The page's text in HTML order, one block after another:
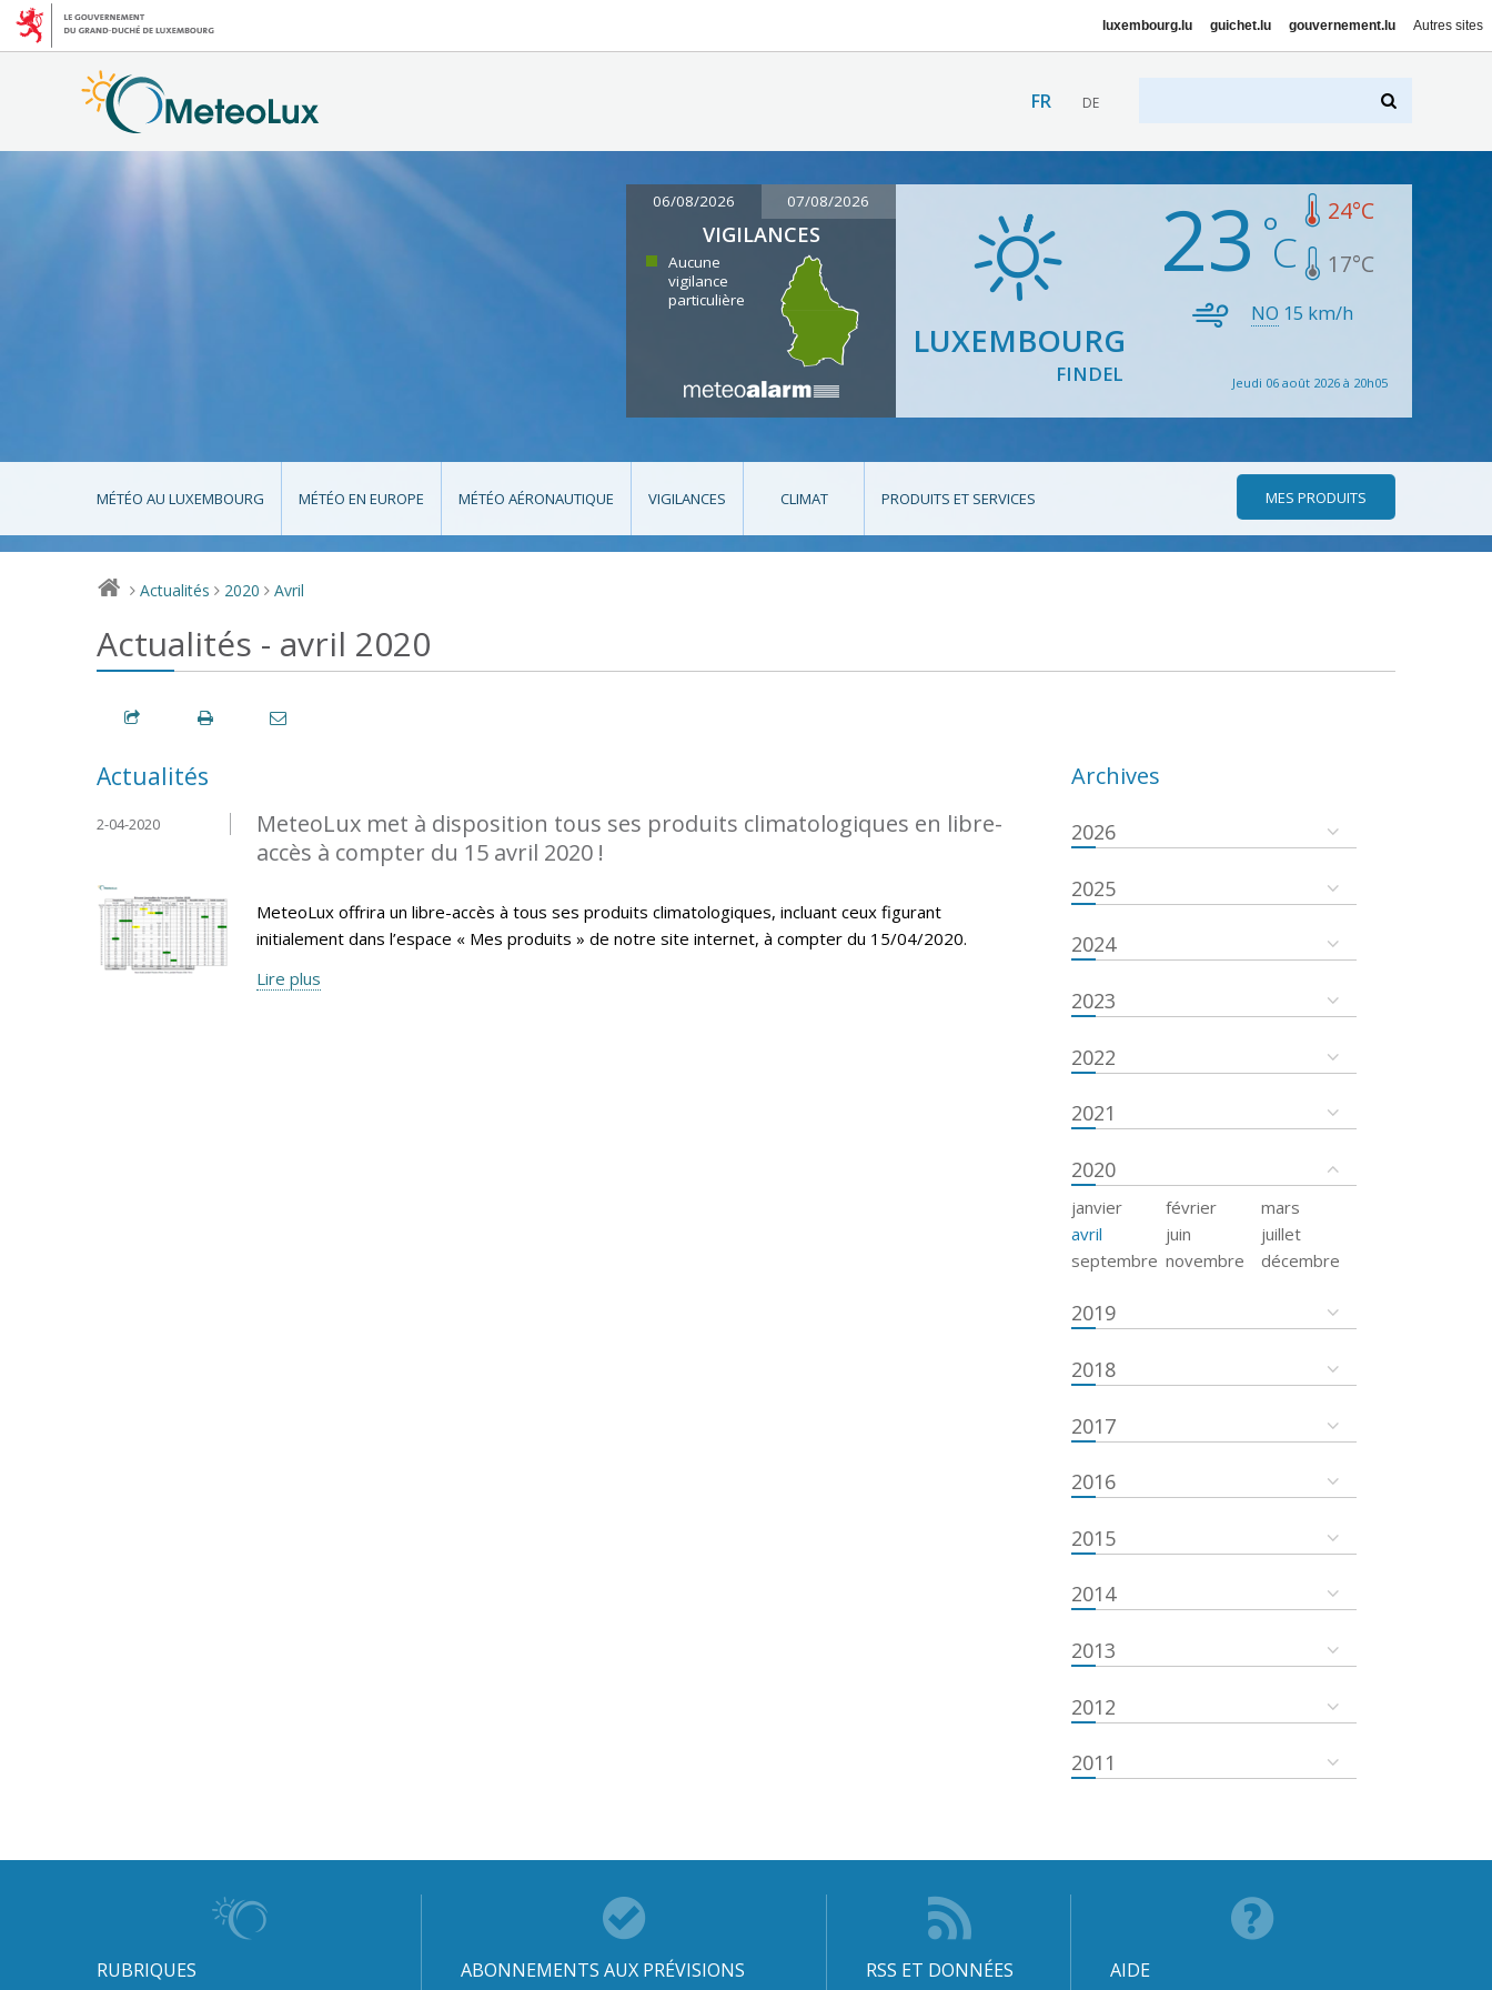
luxembourg.lu guichet.lu gouvernement.lu Autres sites
FR DE
06/08/2026 07/08/2026
VIGILANCES
Aucune
vigilance
particulière
LUXEMBOURG
FINDEL
23 24°C
17°C
NO 15 km/h
Jeudi 06 août 2026 à 20h05
MÉTÉO AU LUXEMBOURG MÉTÉO EN EUROPE MÉTÉO AÉRONAUTIQUE VIGILANCES CLIMAT PRODUITS ET SERVICES MES PRODUITS
> Actualités > 2020 > Avril
Actualités - avril 2020
Actualités
MeteoLux met à disposition tous ses produits climatologiques en libre-
accès à compter du 15 avril 2020 !
2-04-2020
MeteoLux offrira un libre-accès à tous ses produits climatologiques, incluant ceux figurant
initialement dans l’espace « Mes produits » de notre site internet, à compter du 15/04/2020.
Lire plus
Archives
2026
2025
2024
2023
2022
2021
2020
janvier février
mars
avril
juin
juillet
septembre novembre décembre
2019
2018
2017
2016
2015
2014
2013
2012
2011
RUBRIQUES ABONNEMENTS AUX PRÉVISIONS RSS ET DONNÉES AIDE